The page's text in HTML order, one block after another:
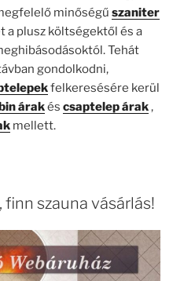
minőségű szaniter
a plusz költségektől és a
Tehát
gondolkodni,
felkeresésére kerül
árakés csaptelep árak,
mellett.
finn szauna vásárlás!